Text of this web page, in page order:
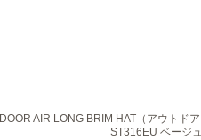
AIR LONG BRIM HAT（アウトド
ST316EU ベージュ